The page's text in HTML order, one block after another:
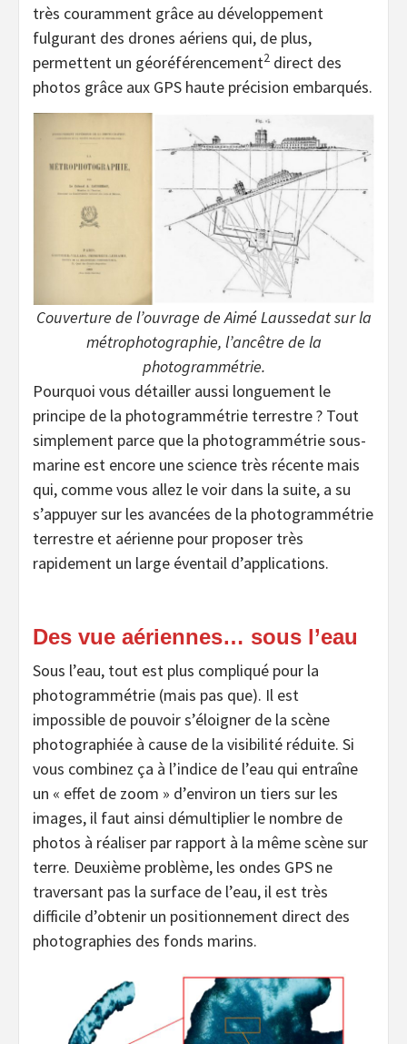
très couramment grâce au développement
fulgurant des drones aériens qui, de plus,
permettent un géoréférencement2 direct des
photos grâce aux GPS haute précision embarqués.
Couverture de l’ouvrage de Aimé Laussedat sur la
métrophotographie, l’ancêtre de la
photogrammétrie.
Pourquoi vous détailler aussi longuement le
principe de la photogrammétrie terrestre ? Tout
simplement parce que la photogrammétrie sous-
marine est encore une science très récente mais
qui, comme vous allez le voir dans la suite, a su
s’appuyer sur les avancées de la photogrammétrie
terrestre et aérienne pour proposer très
rapidement un large éventail d’applications.
Des vue aériennes… sous l’eau
Sous l’eau, tout est plus compliqué pour la
photogrammétrie (mais pas que). Il est
impossible de pouvoir s’éloigner de la scène
photographiée à cause de la visibilité réduite. Si
vous combinez ça à l’indice de l’eau qui entraîne
un « effet de zoom » d’environ un tiers sur les
images, il faut ainsi démultiplier le nombre de
photos à réaliser par rapport à la même scène sur
terre. Deuxième problème, les ondes GPS ne
traversant pas la surface de l’eau, il est très
difficile d’obtenir un positionnement direct des
photographies des fonds marins.